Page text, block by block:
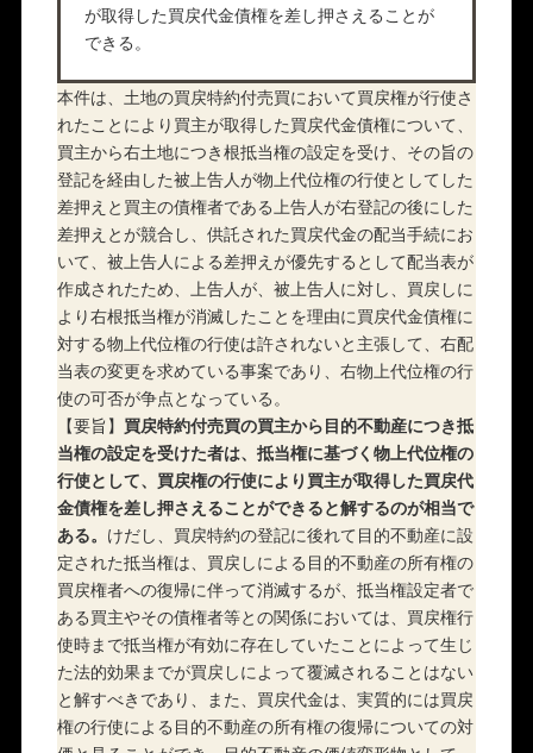
が取得した買戻代金債権を差し押さえることが
できる。
本件は、土地の買戻特約付売買において買戻権が行使さ
れたことにより買主が取得した買戻代金債権について、
買主から右土地につき根抵当権の設定を受け、その旨の
登記を経由した被上告人が物上代位権の行使としてした
差押えと買主の債権者である上告人が右登記の後にした
差押えとが競合し、供託された買戻代金の配当手続にお
いて、被上告人による差押えが優先するとして配当表が
作成されたため、上告人が、被上告人に対し、買戻しに
より右根抵当権が消滅したことを理由に買戻代金債権に
対する物上代位権の行使は許されないと主張して、右配
当表の変更を求めている事案であり、右物上代位権の行
使の可否が争点となっている。
【要旨】 買戻特約付売買の買主から目的不動産につき抵
当権の設定を受けた者は、抵当権に基づく物上代位権の
行使として、買戻権の行使により買主が取得した買戻代
金債権を差し押さえることができると解するのが相当で
ある。 けだし、買戻特約の登記に後れて目的不動産に設
定された抵当権は、買戻しによる目的不動産の所有権の
買戻権者への復帰に伴って消滅するが、抵当権設定者で
ある買主やその債権者等との関係においては、買戻権行
使時まで抵当権が有効に存在していたことによって生じ
た法的効果までが買戻しによって覆滅されることはない
と解すべきであり、また、買戻代金は、実質的には買戻
権の行使による目的不動産の所有権の復帰についての対